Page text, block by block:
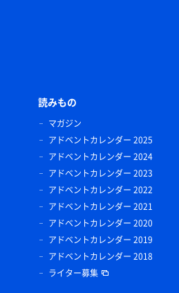
読みもの
マガジン
アドベントカレンダー 2025
アドベントカレンダー 2024
アドベントカレンダー 2023
アドベントカレンダー 2022
アドベントカレンダー 2021
アドベントカレンダー 2020
アドベントカレンダー 2019
アドベントカレンダー 2018
ライター募集